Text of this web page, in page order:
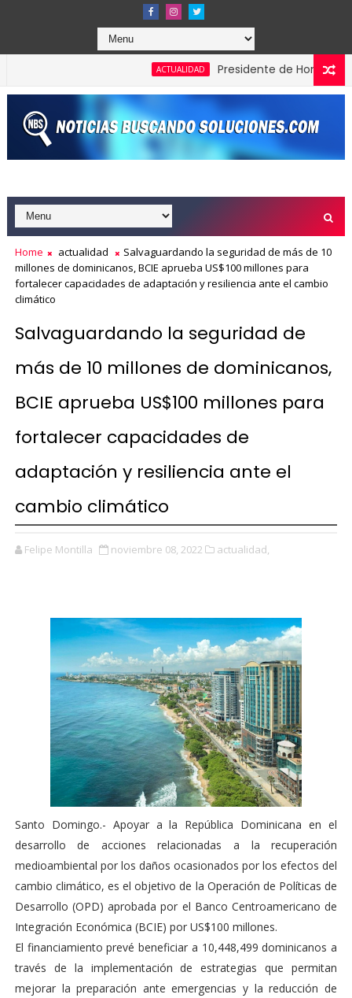
ACTUALIDAD
Presidente de Honduras
en los Effie Awards República Dominicana 2026
Home actualidad
Salvaguardando la seguridad de más de 10
millones de dominicanos, BCIE aprueba US$100 millones para
fortalecer capacidades de adaptación y resiliencia ante el cambio
climático
Salvaguardando la seguridad de
más de 10 millones de dominicanos,
BCIE aprueba US$100 millones para
fortalecer capacidades de
adaptación y resiliencia ante el
cambio climático
Felipe Montilla noviembre 08, 2022 actualidad,
Santo Domingo.- Apoyar a la República Dominicana en el
desarrollo de acciones relacionadas a la recuperación
medioambiental por los daños ocasionados por los efectos del
cambio climático, es el objetivo de la Operación de Políticas de
Desarrollo (OPD) aprobada por el Banco Centroamericano de
Integración Económica (BCIE) por US$100 millones.
El financiamiento prevé beneficiar a 10,448,499 dominicanos a
través de la implementación de estrategias que permitan
mejorar la preparación ante emergencias y la reducción de